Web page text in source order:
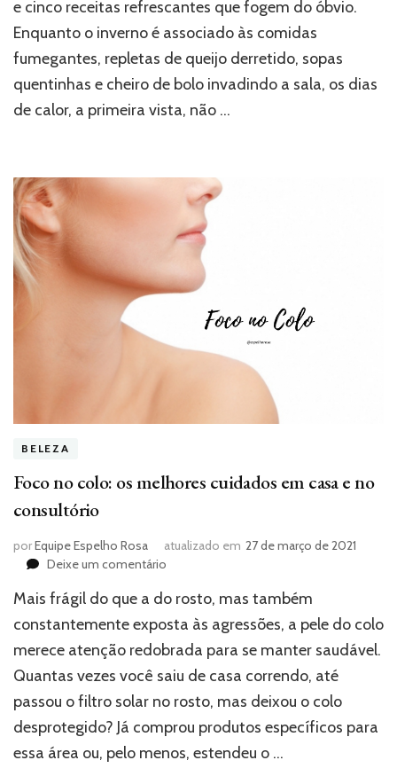
DA
SALADINHA
e cinco receitas refrescantes que fogem do óbvio.
Enquanto o inverno é associado às comidas
fumegantes, repletas de queijo derretido, sopas
quentinhas e cheiro de bolo invadindo a sala, os dias
de calor, a primeira vista, não …
BELEZA
Foco no colo: os melhores cuidados em casa e no
consultório
porEquipe Espelho Rosa atualizado em 27 de março de 2021
Deixe um comentário
no
colo:
melhores
cuidados
e
no
Mais frágil do que a do rosto, mas também
constantemente exposta às agressões, a pele do colo
merece atenção redobrada para se manter saudável.
Quantas vezes você saiu de casa correndo, até
passou o filtro solar no rosto, mas deixou o colo
desprotegido? Já comprou produtos específicos para
essa área ou, pelo menos, estendeu o …